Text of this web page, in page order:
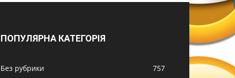
ПОПУЛЯРНА КАТЕГОРІЯ
Без рубрики
757